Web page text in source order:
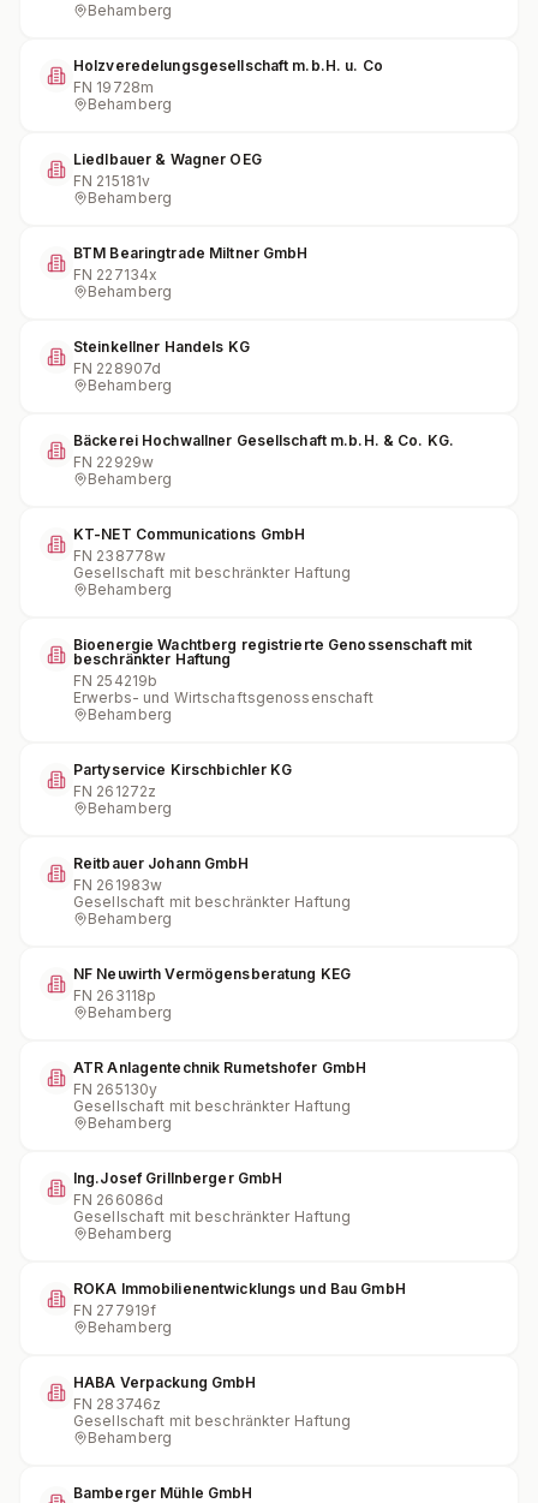
Behamberg
Holzveredelungsgesellschaft m.b.H. u. Co
FN 19728m
Behamberg
Liedlbauer & Wagner OEG
FN 215181v
Behamberg
BTM Bearingtrade Miltner GmbH
FN 227134x
Behamberg
Steinkellner Handels KG
FN 228907d
Behamberg
Bäckerei Hochwallner Gesellschaft m.b.H. & Co. KG.
FN 22929w
Behamberg
KT-NET Communications GmbH
FN 238778w
Gesellschaft mit beschränkter Haftung
Behamberg
Bioenergie Wachtberg registrierte Genossenschaft mit
beschränkter Haftung
FN 254219b
Erwerbs- und Wirtschaftsgenossenschaft
Behamberg
Partyservice Kirschbichler KG
FN 261272z
Behamberg
Reitbauer Johann GmbH
FN 261983w
Gesellschaft mit beschränkter Haftung
Behamberg
NF Neuwirth Vermögensberatung KEG
FN 263118p
Behamberg
ATR Anlagentechnik Rumetshofer GmbH
FN 265130y
Gesellschaft mit beschränkter Haftung
Behamberg
Ing.Josef Grillnberger GmbH
FN 266086d
Gesellschaft mit beschränkter Haftung
Behamberg
ROKA Immobilienentwicklungs und Bau GmbH
FN 277919f
Behamberg
HABA Verpackung GmbH
FN 283746z
Gesellschaft mit beschränkter Haftung
Behamberg
Bamberger Mühle GmbH